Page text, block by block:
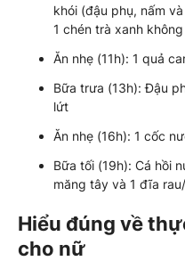
khói (đậu phụ, nấm
1 chén trà xanh
Ăn nhẹ (11h): 1 quả
Bữa trưa (13h): Đậu
lứt
Ăn nhẹ (16h): 1 cốc
Bữa tối (19h): Cá hồi
măng tây và 1 đĩa
Hiểu đúng về
cho nữ